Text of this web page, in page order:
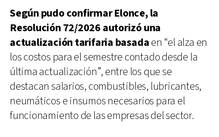
Según pudo confirmar Elonce, la
Resolución 72/2026 autorizó una
actualización tarifaria basadaen “el alza en
los costos para el semestre contado desde la
última actualización”, entre los que se
destacan salarios, combustibles, lubricantes,
neumáticos e insumos necesarios para el
funcionamiento de las empresas del sector.